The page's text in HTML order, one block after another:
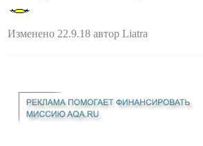
Изменено 22.9.18 автор Liatra